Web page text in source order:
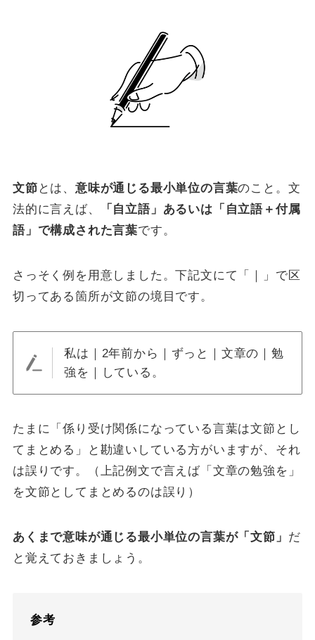
文節 とは、 意味が通じる最小単位の言葉のこと。文
法的に言えば、
「自立語」あるいは「自立語＋付属
語」で構成された言葉です。
さっそく例を用意しました。下記文にて「｜」で区
切ってある箇所が文節の境目です。
私は｜2年前から｜ずっと｜文章の｜勉
強を｜している。
たまに「係り受け関係になっている言葉は文節とし
てまとめる」と勘違いしている方がいますが、それ
は誤りです。（上記例文で言えば「文章の勉強を」
を文節としてまとめるのは誤り）
あくまで意味が通じる最小単位の言葉が「文節」 だ
と覚えておきましょう。
参考